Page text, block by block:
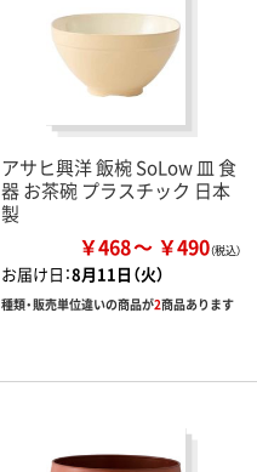
アサヒ興洋 飯椀 SoLow 皿 食
器 お茶碗 プラスチック 日本
製
￥468 ￥490
お届け日：8月11日（火）
種類・販売単位違いの商品が2商品あります